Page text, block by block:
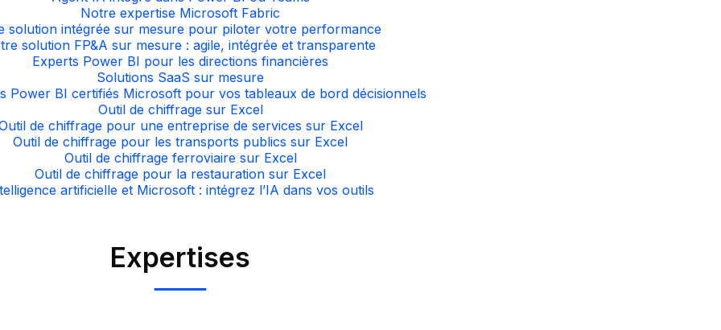
Notre expertise Microsoft Fabric
solution intégrée sur mesure pour piloter votre performance
solution FP&A sur mesure : agile, intégrée et transparente
Experts Power BI pour les directions financières
Solutions SaaS sur mesure
Power BI certifiés Microsoft pour vos tableaux de bord décisionnels
Outil de chiffrage sur Excel
de chiffrage pour une entreprise de services sur Excel
Outil de chiffrage pour les transports publics sur Excel
Outil de chiffrage ferroviaire sur Excel
Outil de chiffrage pour la restauration sur Excel
artificielle et Microsoft : intégrez l’IA dans vos outils
Expertises